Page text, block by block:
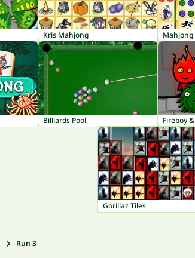
Kris Mahjong
Billiards Pool Fireboy
Gorillaz Tiles
Run 3